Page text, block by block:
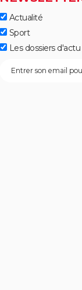
Actualité
Sport
Les dossiers d'actu